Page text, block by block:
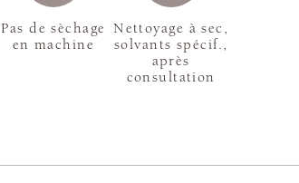
Pas de sèchage
en machine
Nettoyage à sec,
solvants spécif.,
après
consultation